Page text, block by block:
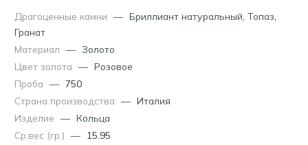
Драгоценные камни — Бриллиант натуральный Топаз
Гранат
Материал — Золото
Цвет золота — Розовое
Проба — 750
Страна производства — Италия
Изделие — Кольца
Ср.вес (гр.) —
15.95